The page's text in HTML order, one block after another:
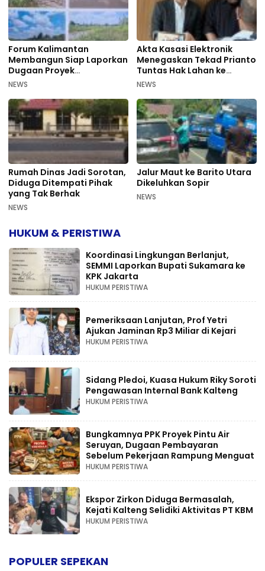
Forum Kalimantan
Membangun Siap Laporkan
Dugaan Proyek
Bermasalah PUPR Kalteng
NEWS
Akta Kasasi Elektronik
Menegaskan Tekad Prianto
Tuntas Hak Lahan ke
Mahkamah Agung
NEWS
Rumah Dinas Jadi Sorotan,
Diduga Ditempati Pihak
yang Tak Berhak
NEWS
Jalur Maut ke Barito Utara
Dikeluhkan Sopir
NEWS
HUKUM & PERISTIWA
Koordinasi Lingkungan Berlanjut,
SEMMI Laporkan Bupati Sukamara ke
KPK Jakarta
HUKUM PERISTIWA
Pemeriksaan Lanjutan, Prof Yetri
Ajukan Jaminan Rp3 Miliar di Kejari
HUKUM PERISTIWA
Sidang Pledoi, Kuasa Hukum Riky Soroti
Pengawasan Internal Bank Kalteng
HUKUM PERISTIWA
Bungkamnya PPK Proyek Pintu Air
Seruyan, Dugaan Pembayaran
Sebelum Pekerjaan Rampung Menguat
HUKUM PERISTIWA
Ekspor Zirkon Diduga Bermasalah,
Kejati Kalteng Selidiki Aktivitas PT KBM
HUKUM PERISTIWA
POPULER SEPEKAN